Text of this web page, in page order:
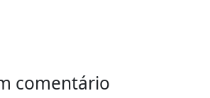
comentário